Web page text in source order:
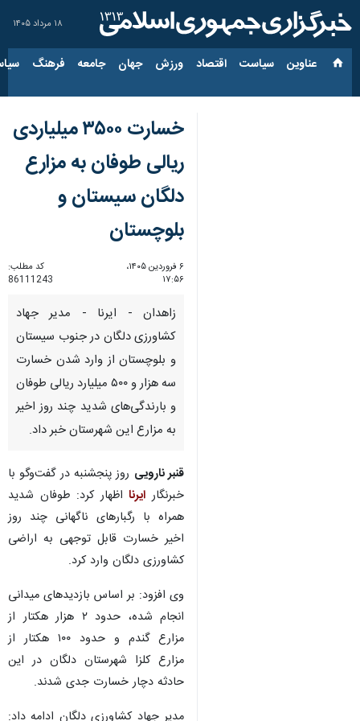
۱۸ مرداد ۱۴۰۵
عناوین‌ سیاست اقتصاد ورزش جهان جامعه فرهنگ
خسارت ۳۵۰۰ میلیاردی
ریالی طوفان به مزارع
دلگان سیستان و
بلوچستان
۶ فروردین ۱۴۰۵،
۱۷:۵۶
کد مطلب:
86111243
زاهدان - ایرنا - مدیر جهاد
کشاورزی دلگان در جنوب سیستان
و بلوچستان از وارد شدن خسارت
سه هزار و ۵۰۰ میلیارد ریالی طوفان
و بارندگی‌های شدید چند روز اخیر
به مزارع این شهرستان خبر داد.
قنبر نارویی روز پنجشنبه در گفت‌وگو با
خبرنگار ایرنااظهار کرد: طوفان شدید
همراه با رگبارهای ناگهانی چند روز
اخیر خسارت قابل توجهی به اراضی
کشاورزی دلگان وارد کرد.
وی افزود: بر اساس بازدیدهای میدانی
انجام شده، حدود ۲ هزار هکتار از
مزارع گندم و حدود ۱۰۰ هکتار از
مزارع کلزا شهرستان دلگان در این
حادثه دچار خسارت جدی شدند.
مدیر جهاد کشاورزی دلگان ادامه داد: